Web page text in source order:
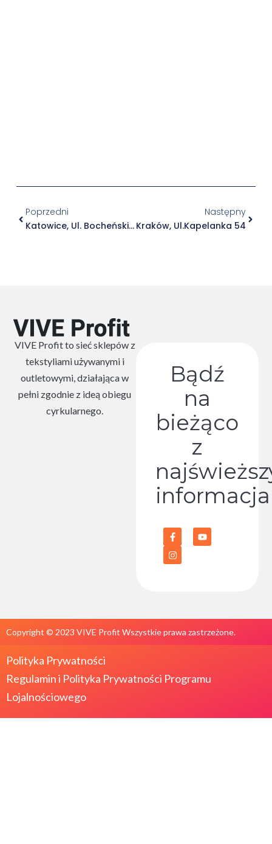
Poprzedni
Katowice, Ul. Bocheńskiego 69
Następny
Kraków, Ul.Kapelanka 54
VIVE Profit to sieć sklepów z
tekstyliami używanymi i
outletowymi, działająca w
pełni zgodnie z ideą obiegu
cyrkularnego.
Bądź
na
bieżąco
z
Copyright © 2023 VIVE Profit Wszystkie prawa zastrzeżone.
Polityka Prywatności
Regulamin i Polityka Prywatności Programu
Lojalnościowego